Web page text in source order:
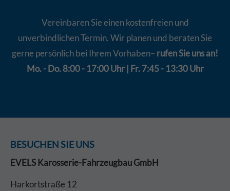
Vereinbaren Sie einen kostenfreien und
unverbindlichen Termin. Wir planen und beraten Sie
gerne persönlich bei Ihrem Vorhaben– rufen Sie uns an!
Mo. - Do. 8:00 - 17:00 Uhr | Fr. 7:45 - 13:30 Uhr
BESUCHEN SIE UNS
EVELS Karosserie-Fahrzeugbau GmbH
Harkortstraße 12